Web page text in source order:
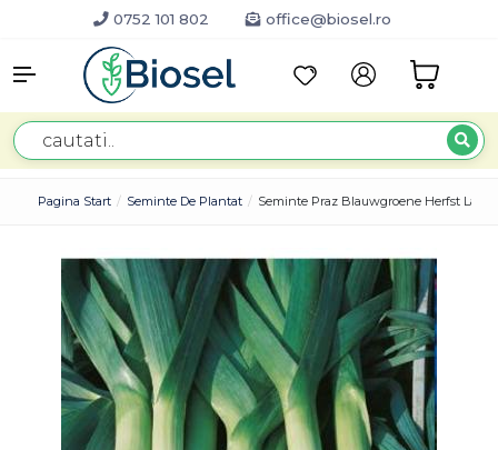
0752 101 802 office@biosel.ro
Pagina Start Seminte De Plantat Seminte Praz Blauwgroene Herfst